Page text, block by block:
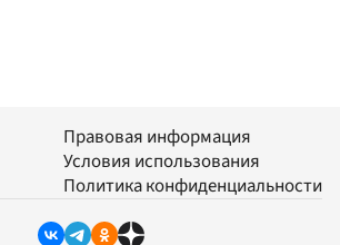
Правовая информация
Условия использования
Политика конфиденциальности